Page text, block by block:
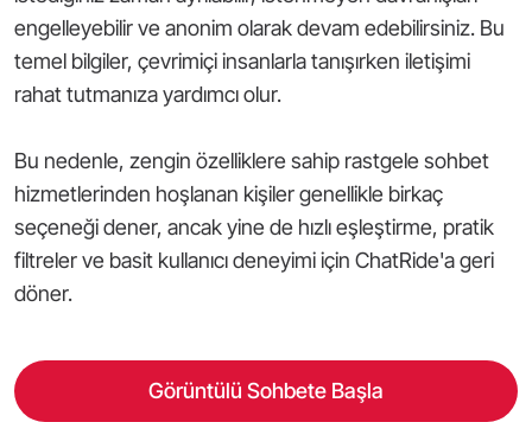
engelleyebilir ve anonim olarak devam edebilirsiniz. Bu
temel bilgiler, çevrimiçi insanlarla tanışırken iletişimi
rahat tutmanıza yardımcı olur.
Bu nedenle, zengin özelliklere sahip rastgele sohbet
hizmetlerinden hoşlanan kişiler genellikle birkaç
seçeneği dener, ancak yine de hızlı eşleştirme, pratik
filtreler ve basit kullanıcı deneyimi için ChatRide'a geri
döner.
Görüntülü Sohbete Başla